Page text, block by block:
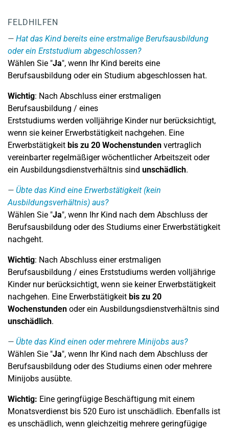
FELDHILFEN
Hat das Kind bereits eine erstmalige Berufsausbildung
oder ein Erststudium abgeschlossen?
Wählen Sie "Ja", wenn Ihr Kind bereits eine
Berufsausbildung oder ein Studium abgeschlossen hat.
Wichtig: Nach Abschluss einer erstmaligen
Berufsausbildung / eines
Erststudiums werden volljährige Kinder nur berücksichtigt,
wenn sie keiner Erwerbstätigkeit nachgehen. Eine
Erwerbstätigkeit bis zu 20 Wochenstunden vertraglich
vereinbarter regelmäßiger wöchentlicher Arbeitszeit oder
ein Ausbildungsdienstverhältnis sind unschädlich.
Übte das Kind eine Erwerbstätigkeit (kein
Ausbildungsverhältnis) aus?
Wählen Sie "Ja", wenn Ihr Kind nach dem Abschluss der
Berufsausbildung oder des Studiums einer Erwerbstätigkeit
nachgeht.
Wichtig: Nach Abschluss einer erstmaligen
Berufsausbildung / eines Erststudiums werden volljährige
Kinder nur berücksichtigt, wenn sie keiner Erwerbstätigkeit
nachgehen. Eine Erwerbstätigkeit bis zu 20
Wochenstunden oder ein Ausbildungsdienstverhältnis sind
unschädlich.
Übte das Kind einen oder mehrere Minijobs aus?
Wählen Sie "Ja", wenn Ihr Kind nach dem Abschluss der
Berufsausbildung oder des Studiums einen oder mehrere
Minijobs ausübte.
Wichtig: Eine geringfügige Beschäftigung mit einem
Monatsverdienst bis 520 Euro ist unschädlich. Ebenfalls ist
es unschädlich, wenn gleichzeitig mehrere geringfügige